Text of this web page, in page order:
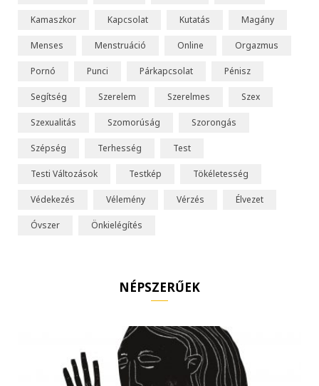
Kamaszkor Kapcsolat Kutatás Magány
Menses Menstruáció Online Orgazmus
Pornó Punci Párkapcsolat Pénisz
Segítség Szerelem Szerelmes Szex
Szexualitás Szomorúság Szorongás
Szépség Terhesség Test
Testi Változások Testkép Tökéletesség
Védekezés Vélemény Vérzés Élvezet
Óvszer Önkielégítés
NÉPSZERŰEK